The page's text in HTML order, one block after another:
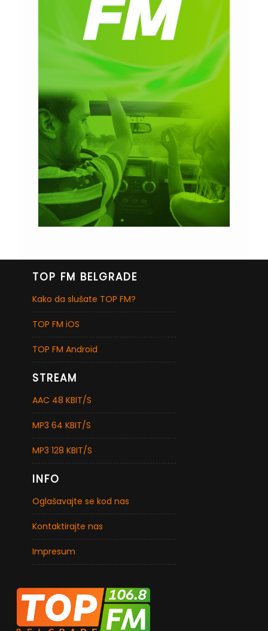
TOP FM BELGRADE
Kako da slušate TOP FM?
TOP FM iOS
TOP FM Android
STREAM
AAC 48 KBIT/S
MP3 64 KBIT/S
MP3 128 KBIT/S
INFO
Oglašavajte se kod nas
Kontaktirajte nas
Impresum